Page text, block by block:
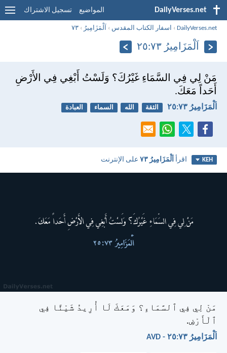
DailyVerses.net المواضيع تسجيل الاشتراك
DailyVerses.net
› اسفار الكتاب المقدس › اَلْمَزَامِيرُ ›٧٣
اَلْمَزَامِيرُ ٧٣:‏٢٥
مَنْ لِي فِي السَّمَاءِ غَيْرُكَ؟ وَلَسْتُ أَبْغِي فِي الأَرْضِ
أَحَداً مَعَكَ.
اَلْمَزَامِيرُ ٧٣:‏٢٥ الثقة الله السماء العبادة
KEH اقرأاَلْمَزَامِيرُ ٧٣ على الإنترنت
مَنْ لِي فِي ٱلسَّمَاءِ؟ وَمَعَكَ لَا أُرِيدُ شَيْئًا فِي
ٱلْأَرْضِ.
اَلْمَزَامِيرُ ٧٣:‏٢٥ - AVD